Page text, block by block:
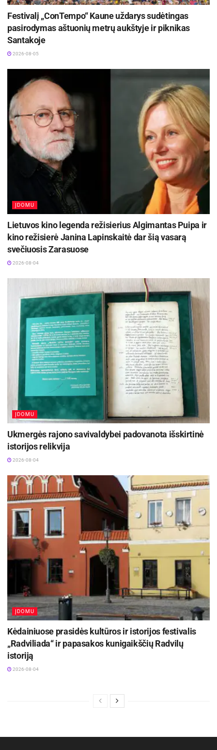
Festivalį „ConTempo“ Kaune uždarys sudėtingas
pasirodymas aštuonių metrų aukštyje ir piknikas
Santakoje
2026-08-05
ĮDOMU
Lietuvos kino legenda režisierius Algimantas Puipa ir
kino režisierė Janina Lapinskaitė dar šią vasarą
svečiuosis Zarasuose
2026-08-04
ĮDOMU
Ukmergės rajono savivaldybei padovanota išskirtinė
istorijos relikvija
2026-08-04
ĮDOMU
Kėdainiuose prasidės kultūros ir istorijos festivalis
„Radviliada“ ir papasakos kunigaikščių Radvilų
istoriją
2026-08-04